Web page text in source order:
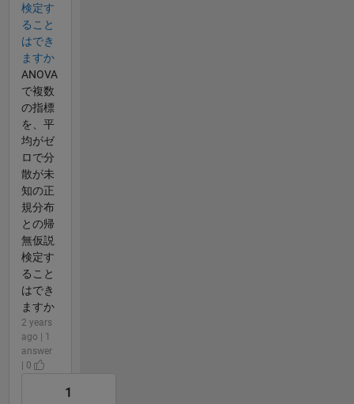
検定す
ること
はでき
ますか
ANOVA
で複数
の指標
を、平
均がゼ
ロで分
散が未
知の正
規分布
との帰
無仮説
検定す
ること
はでき
ますか
2 years
ago | 1
answer
| 0
1